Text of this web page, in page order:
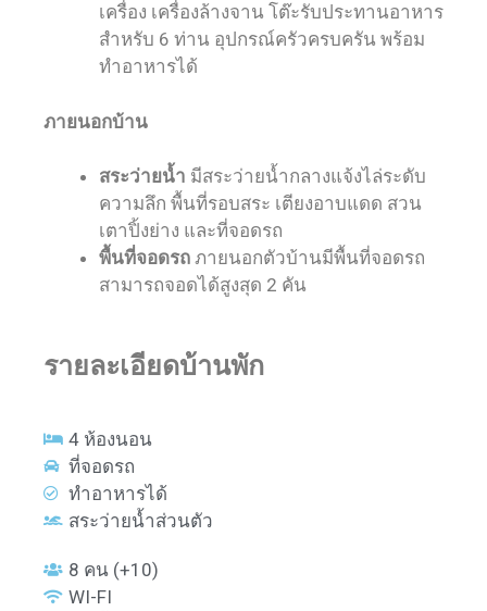
เครื่อง เครื่องล้างจาน โต๊ะรับประทานอาหาร
สำหรับ 6 ท่าน อุปกรณ์ครัวครบครัน พร้อม
ทำอาหารได้
ภายนอกบ้าน
สระว่ายน้ำ มีสระว่ายน้ำกลางแจ้งไล่ระดับ
ความลึก พื้นที่รอบสระ เตียงอาบแดด สวน
เตาปิ้งย่าง และที่จอดรถ
พื้นที่จอดรถ ภายนอกตัวบ้านมีพื้นที่จอดรถ
สามารถจอดได้สูงสุด 2 คัน
รายละเอียดบ้านพัก
4 ห้องนอน
ที่จอดรถ
ทำอาหารได้
สระว่ายน้ำส่วนตัว
8 คน (+10)
WI-FI